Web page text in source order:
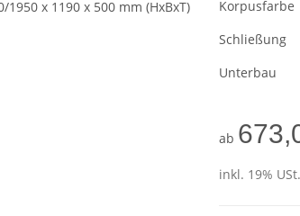
Korpusfarbe
Schließung
Unterbau
ab
inkl. 19%